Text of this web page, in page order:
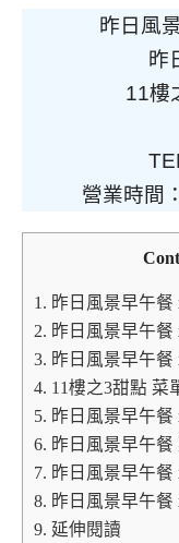
昨日風
昨
11樓
營業時間
1. 昨日風景早午餐
2. 昨日風景早午餐
3. 昨日風景早午餐
4. 11樓之3甜點 菜
5. 昨日風景早午餐
6. 昨日風景早午餐
7. 昨日風景早午餐
8. 昨日風景早午餐
9. 延伸閱讀